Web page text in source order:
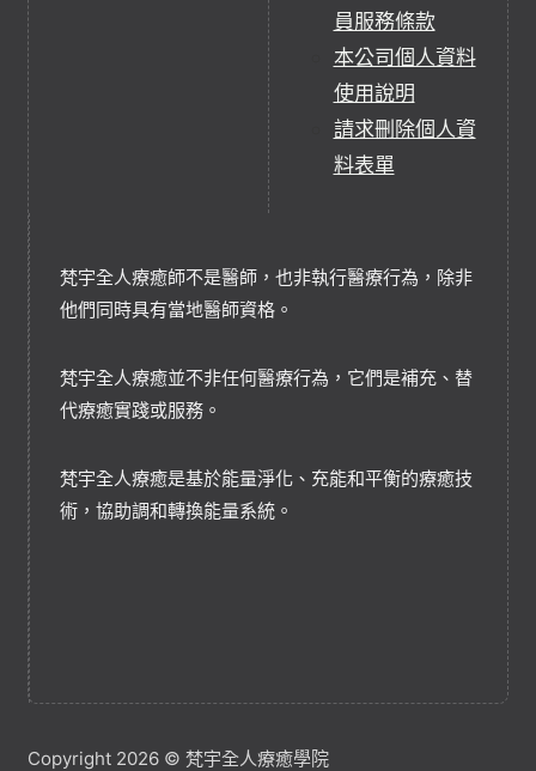
員服務條款
本公司個人資料
使用說明
請求刪除個人資
料表單
梵宇全人療癒師不是醫師，也非執行醫療行為，除非
他們同時具有當地醫師資格。
梵宇全人療癒並不非任何醫療行為，它們是補充、替
代療癒實踐或服務。
梵宇全人療癒是基於能量淨化、充能和平衡的療癒技
術，協助調和轉換能量系統。
Copyright 2026 © 梵宇全人療癒學院